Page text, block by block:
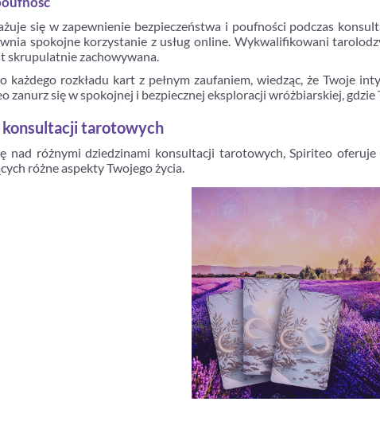
się w zapewnienie bezpieczeństwa i poufności podczas
spokojne korzystanie z usług online. Wykwalifikowani
skrupulatnie zachowywana.
każdego rozkładu kart z pełnym zaufaniem, wiedząc, że Twoje
zanurz się w spokojnej i bezpiecznej eksploracji wróżbiarskiej,
konsultacji tarotowych
nad różnymi dziedzinami konsultacji tarotowych, Spiriteo
różne aspekty Twojego życia.